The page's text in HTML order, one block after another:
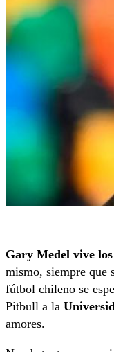
Gary Medel vive
mismo, siempre que
fútbol chileno se
Pitbull a la
amores.